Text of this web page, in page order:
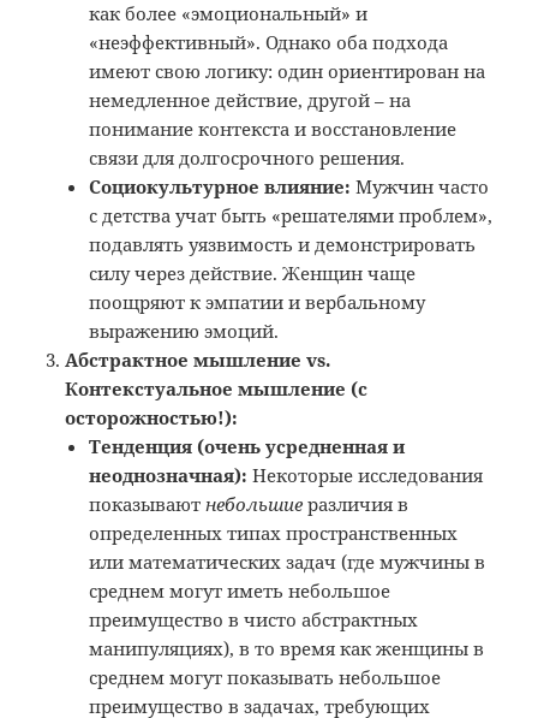
как более «эмоциональный» и
«неэффективный». Однако оба подхода
имеют свою логику: один ориентирован на
немедленное действие, другой – на
понимание контекста и восстановление
связи для долгосрочного решения.
Социокультурное влияние: Мужчин часто
с детства учат быть «решателями проблем»,
подавлять уязвимость и демонстрировать
силу через действие. Женщин чаще
поощряют к эмпатии и вербальному
выражению эмоций.
Абстрактное мышление vs.
Контекстуальное мышление (с
осторожностью!):
Тенденция (очень усредненная и
неоднозначная): Некоторые исследования
показываютнебольшие различия в
определенных типах пространственных
или математических задач (где мужчины в
среднем могут иметь небольшое
преимущество в чисто абстрактных
манипуляциях), в то время как женщины в
среднем могут показывать небольшое
преимущество в задачах, требующих